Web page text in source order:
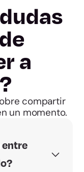
a
compartir
un momento.
entre